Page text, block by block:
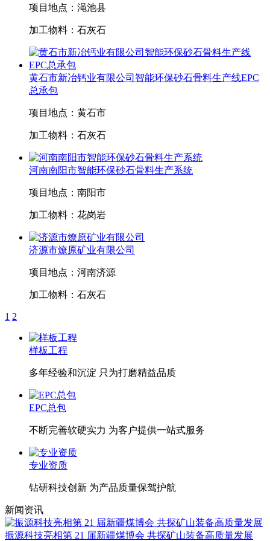
项目地点： 渑池县
加工物料： 石灰石
黄石市新冶钙业有限公司智能环保砂石骨料生产线EPC
总承包
项目地点： 黄石市
加工物料： 石灰石
河南南阳市智能环保砂石骨料生产系统
项目地点： 南阳市
加工物料： 花岗岩
济源市燎原矿业有限公司
项目地点： 河南济源
加工物料： 石灰石
1 2
样板工程
多年经验和沉淀 只为打磨精益品质
EPC总包
不断完善软硬实力 为客户提供一站式服务
专业资质
钻研科技创新 为产品质量保驾护航
新闻资讯
振源科技亮相第 21 届新疆煤博会 共探矿山装备高质量发展